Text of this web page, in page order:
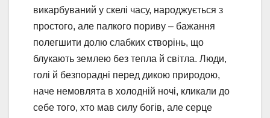
викарбуваний у скелі часу, народжується з
простого, але палкого пориву – бажання
полегшити долю слабких створінь, що
блукають землею без тепла й світла. Люди,
голі й безпорадні перед дикою природою,
наче немовлята в холодній ночі, кликали до
себе того, хто мав силу богів, але серце